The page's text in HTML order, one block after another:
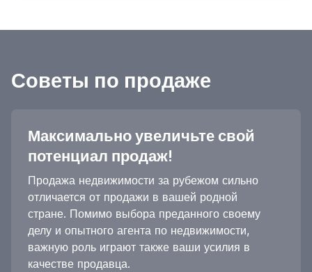
Советы по продаже
Максимально увеличьте свой
потенциал продаж!
Продажа недвижимости за рубежом сильно
отличается от продажи в вашей родной
стране. Помимо выбора преданного своему
делу и опытного агента по недвижимости,
важную роль играют также ваши усилия в
качестве продавца.